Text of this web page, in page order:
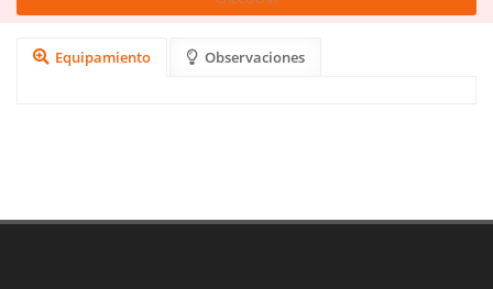
Equipamiento Observaciones